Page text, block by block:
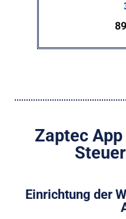
Zaptec
Einrichtung der